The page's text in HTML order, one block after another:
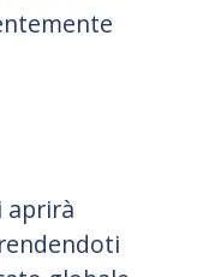
aprirà